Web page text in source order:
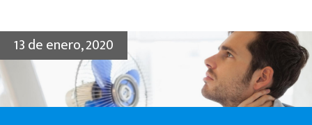
13 de enero, 2020